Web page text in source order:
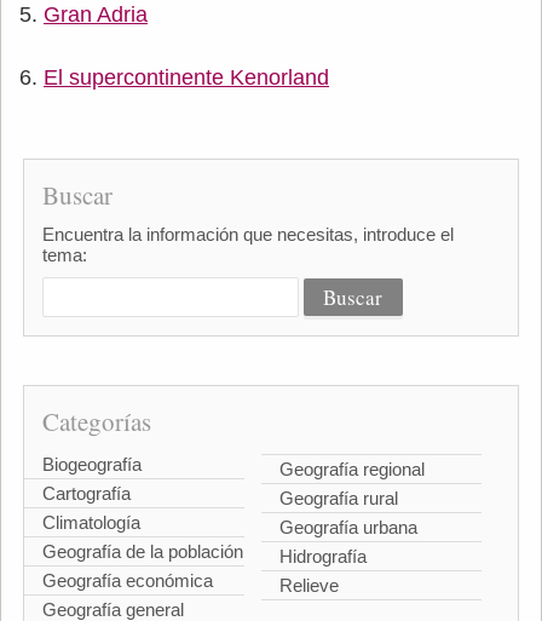
Gran Adria
El supercontinente Kenorland
Buscar
Encuentra la información que necesitas, introduce el
tema:
Categorías
Biogeografía
Cartografía
Climatología
Geografía de la población
Geografía económica
Geografía general
Geografía regional
Geografía rural
Geografía urbana
Hidrografía
Relieve